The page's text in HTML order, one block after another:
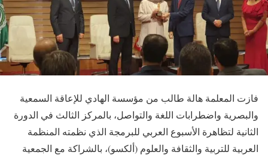
فازت المعلمة هالة طالب من مؤسسة الهادي للإعاقة السمعية
والبصرية واضطرابات اللغة والتواصل، بالمركز الثالث في الدورة
الثانية لتظاهرة الأسبوع العربي للبرمجة الذي نظمته المنظمة
العربية للتربية والثقافة والعلوم (ألكسو)، بالشراكة مع الجمعية